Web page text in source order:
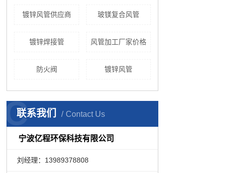
镀锌风管供应商 玻镁复合风管
镀锌焊接管 风管加工厂家价格
防火阀 镀锌风管
联系我们 Contact Us
C
宁波亿程环保科技有限公司
刘经理：13989378808